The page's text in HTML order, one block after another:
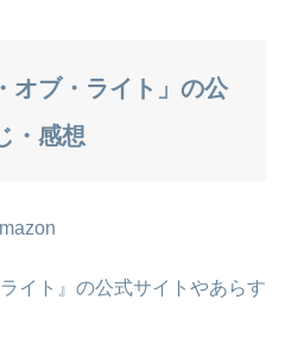
オブ・ライト」の公
・感想
イト』の公式サイトやあらす